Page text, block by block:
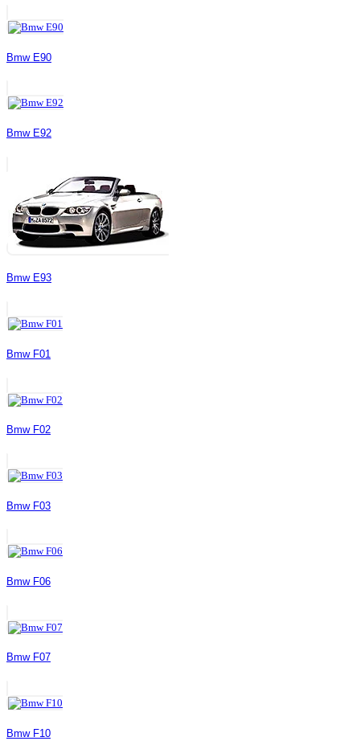
Bmw E90
Bmw E92
Bmw E93
Bmw F01
Bmw F02
Bmw F03
Bmw F06
Bmw F07
Bmw F10